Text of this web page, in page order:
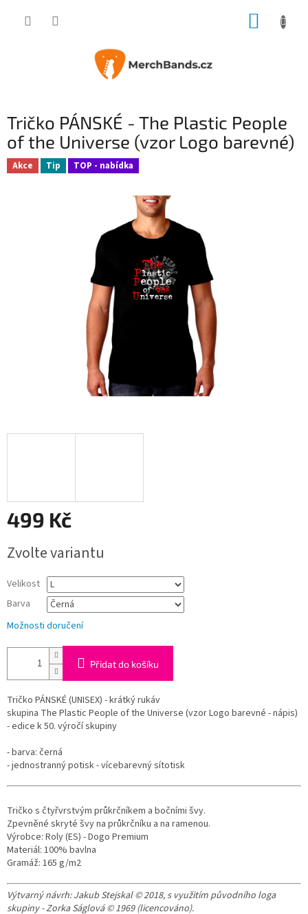
Tričko PÁNSKÉ - The Plastic People
of the Universe (vzor Logo barevné)
Akce Tip TOP - nabídka
499 Kč
cena:
Zvolte variantu
Velikost
Barva
Možnosti doručení
Přidat do košíku
Tričko PÁNSKÉ (UNISEX) - krátký rukáv
skupina The Plastic People of the Universe (vzor Logo barevné - nápis)
- edice k 50. výročí skupiny
- barva: černá
- jednostranný potisk - vícebarevný sítotisk
Tričko s čtyřvrstvým průkrčníkem a bočními švy.
Zpevněné skryté švy na průkrčníku a na ramenou.
Výrobce: Roly (ES) - Dogo Premium
Materiál: 100% bavlna
Gramáž: 165 g/m2
Výtvarný návrh: Jakub Stejskal © 2018, s využitím původního loga
skupiny - Zorka Ságlová © 1969 (licencováno).